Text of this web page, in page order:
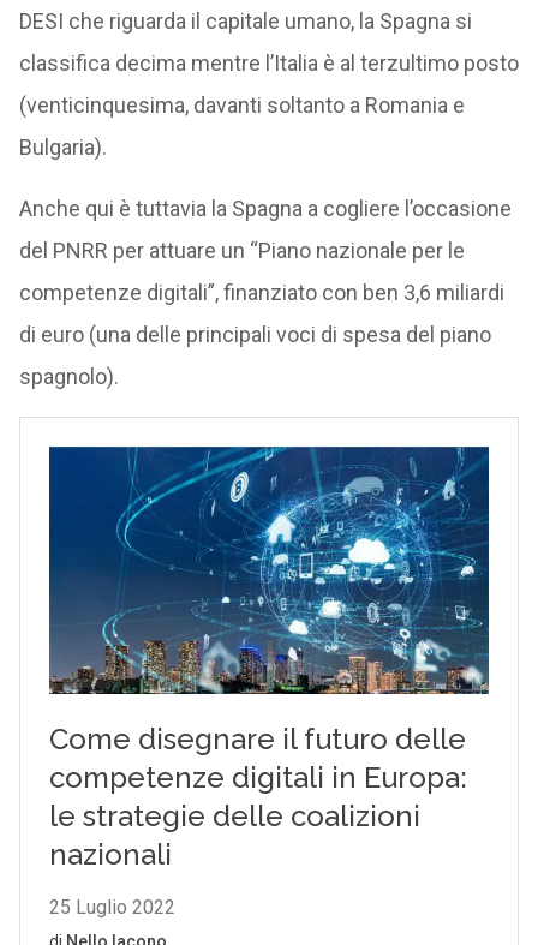
DESI che riguarda il capitale umano, la Spagna si
classifica decima mentre l’Italia è al terzultimo posto
(venticinquesima, davanti soltanto a Romania e
Bulgaria).
Anche qui è tuttavia la Spagna a cogliere l’occasione
del PNRR per attuare un “Piano nazionale per le
competenze digitali”, finanziato con ben 3,6 miliardi
di euro (una delle principali voci di spesa del piano
spagnolo).